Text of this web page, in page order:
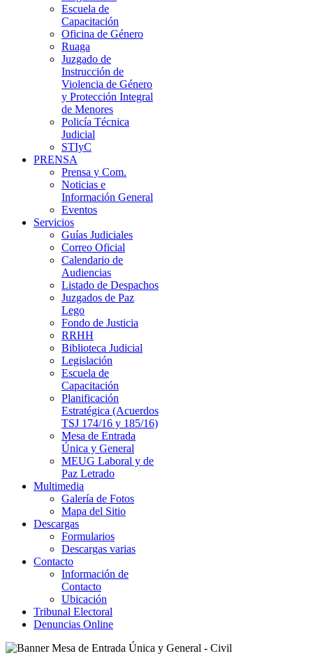
Escuela de
Capacitación
Oficina de Género
Ruaga
Juzgado de
Instrucción de
Violencia de Género
y Protección Integral
de Menores
Policía Técnica
Judicial
STIyC
PRENSA
Prensa y Com.
Noticias e
Información General
Eventos
Servicios
Guías Judiciales
Correo Oficial
Calendario de
Audiencias
Listado de Despachos
Juzgados de Paz
Lego
Fondo de Justicia
RRHH
Biblioteca Judicial
Legislación
Escuela de
Capacitación
Planificación
Estratégica (Acuerdos
TSJ 174/16 y 185/16)
Mesa de Entrada
Única y General
MEUG Laboral y de
Paz Letrado
Multimedia
Galería de Fotos
Mapa del Sitio
Descargas
Formularios
Descargas varias
Contacto
Información de
Contacto
Ubicación
Tribunal Electoral
Denuncias Online